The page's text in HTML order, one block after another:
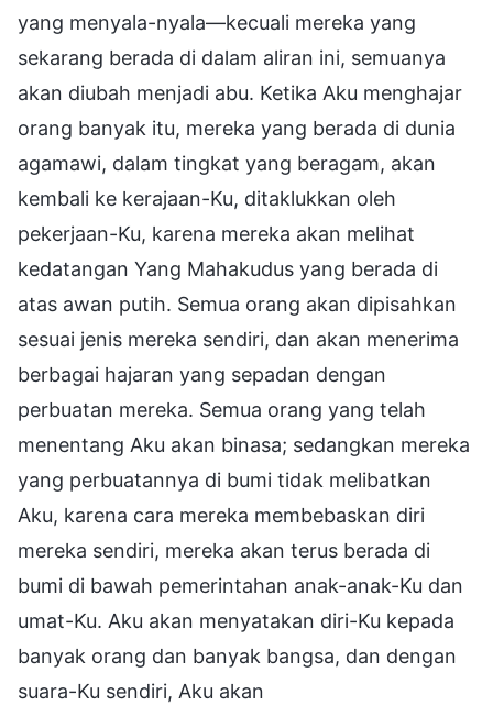
yang menyala-nyala—kecuali mereka yang
sekarang berada di dalam aliran ini, semuanya
akan diubah menjadi abu. Ketika Aku menghajar
orang banyak itu, mereka yang berada di dunia
agamawi, dalam tingkat yang beragam, akan
kembali ke kerajaan-Ku, ditaklukkan oleh
pekerjaan-Ku, karena mereka akan melihat
kedatangan Yang Mahakudus yang berada di
atas awan putih. Semua orang akan dipisahkan
sesuai jenis mereka sendiri, dan akan menerima
berbagai hajaran yang sepadan dengan
perbuatan mereka. Semua orang yang telah
menentang Aku akan binasa; sedangkan mereka
yang perbuatannya di bumi tidak melibatkan
Aku, karena cara mereka membebaskan diri
mereka sendiri, mereka akan terus berada di
bumi di bawah pemerintahan anak-anak-Ku dan
umat-Ku. Aku akan menyatakan diri-Ku kepada
banyak orang dan banyak bangsa, dan dengan
suara-Ku sendiri, Aku akan